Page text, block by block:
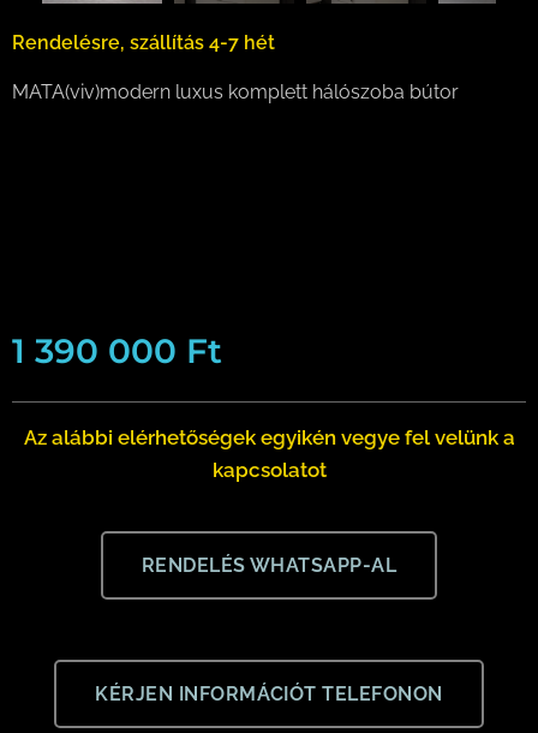
Rendelésre, szállítás 4-7 hét
MATA(viv)modern luxus komplett hálószoba bútor
1 390 000 Ft
Az alábbi elérhetőségek egyikén vegye fel velünk a
kapcsolatot
RENDELÉS WHATSAPP-AL
KÉRJEN INFORMÁCIÓT TELEFONON